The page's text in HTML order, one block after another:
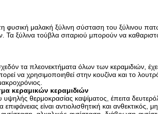
φυσική μαλακή ξύλινη σύσταση του ξύλινου
ξύλινα τούβλα σιταριού μπορούν να
τα πλεονεκτήματα όλων των κεραμιδιών,
να χρησιμοποιηθεί στην κουζίνα και το
κεραμικών κεραμιδιών
θερμοκρασίας καψίματος, έπειτα
είναι αντιολισθητική και ανθεκτικός,